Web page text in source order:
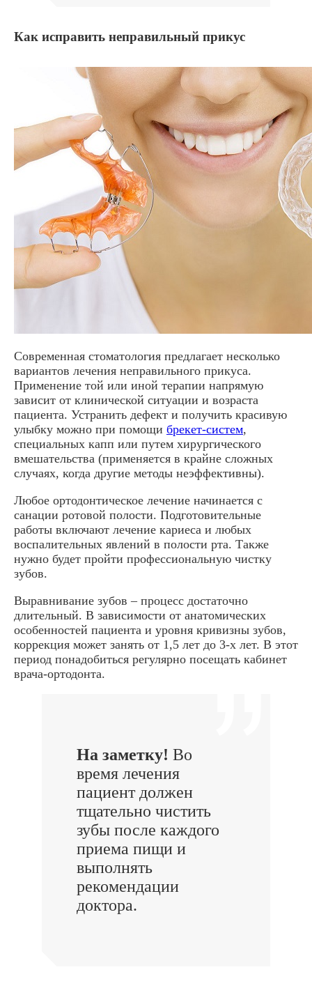
Как исправить неправильный прикус
Современная стоматология предлагает несколько
вариантов лечения неправильного прикуса.
Применение той или иной терапии напрямую
зависит от клинической ситуации и возраста
пациента. Устранить дефект и получить красивую
улыбку можно при помощи брекет-систем,
специальных капп или путем хирургического
вмешательства (применяется в крайне сложных
случаях, когда другие методы неэффективны).
Любое ортодонтическое лечение начинается с
санации ротовой полости. Подготовительные
работы включают лечение кариеса и любых
воспалительных явлений в полости рта. Также
нужно будет пройти профессиональную чистку
зубов.
Выравнивание зубов – процесс достаточно
длительный. В зависимости от анатомических
особенностей пациента и уровня кривизны зубов,
коррекция может занять от 1,5 лет до 3-х лет. В этот
период понадобиться регулярно посещать кабинет
врача-ортодонта.
На заметку! Во
время лечения
пациент должен
тщательно чистить
зубы после каждого
приема пищи и
выполнять
рекомендации
доктора.